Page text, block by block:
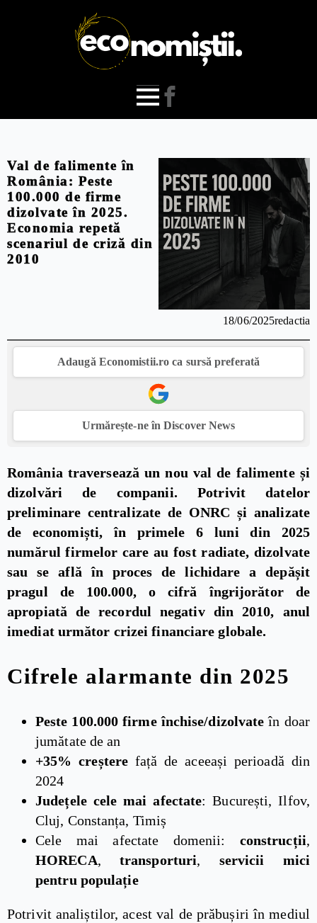
Val de falimente în
România: Peste
100.000 de firme
dizolvate în 2025.
Economia repetă
scenariul de criză din
2010
18/06/2025redactia
Adaugă Economistii.ro ca sursă preferată
Urmărește-ne în Discover News
România traversează un nou val de falimente și
dizolvări de companii. Potrivit datelor
preliminare centralizate de ONRC și analizate
de economiști, în primele 6 luni din 2025
numărul firmelor care au fost radiate, dizolvate
sau se află în proces de lichidare a depășit
pragul de 100.000, o cifră îngrijorător de
apropiată de recordul negativ din 2010, anul
imediat următor crizei financiare globale.
Cifrele alarmante din 2025
Peste 100.000 firme închise/dizolvate în doar
jumătate de an
+35% creștere față de aceeași perioadă din
2024
Județele cele mai afectate: București, Ilfov,
Cluj, Constanța, Timiș
Cele mai afectate domenii: construcții,
HORECA, transporturi, servicii mici
pentru populație
Potrivit analiștilor, acest val de prăbușiri în mediul